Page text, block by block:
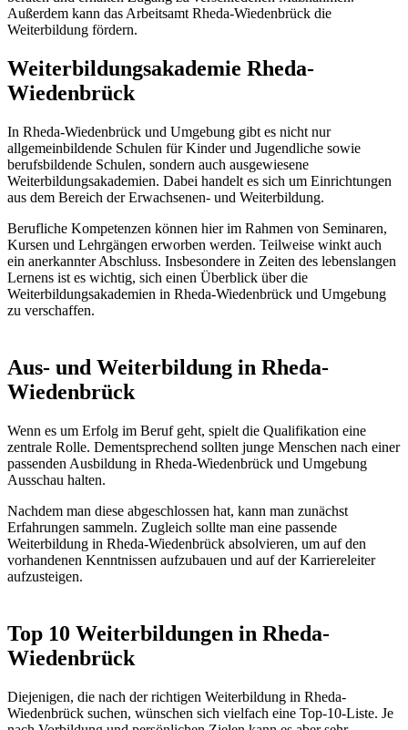
Außerdem kann das Arbeitsamt Rheda-Wiedenbrück die
Weiterbildung fördern.
Weiterbildungsakademie Rheda-
Wiedenbrück
In Rheda-Wiedenbrück und Umgebung gibt es nicht nur
allgemeinbildende Schulen für Kinder und Jugendliche sowie
berufsbildende Schulen, sondern auch ausgewiesene
Weiterbildungsakademien. Dabei handelt es sich um Einrichtungen
aus dem Bereich der Erwachsenen- und Weiterbildung.
Berufliche Kompetenzen können hier im Rahmen von Seminaren,
Kursen und Lehrgängen erworben werden. Teilweise winkt auch
ein anerkannter Abschluss. Insbesondere in Zeiten des lebenslangen
Lernens ist es wichtig, sich einen Überblick über die
Weiterbildungsakademien in Rheda-Wiedenbrück und Umgebung
zu verschaffen.
Aus- und Weiterbildung in Rheda-
Wiedenbrück
Wenn es um Erfolg im Beruf geht, spielt die Qualifikation eine
zentrale Rolle. Dementsprechend sollten junge Menschen nach einer
passenden Ausbildung in Rheda-Wiedenbrück und Umgebung
Ausschau halten.
Nachdem man diese abgeschlossen hat, kann man zunächst
Erfahrungen sammeln. Zugleich sollte man eine passende
Weiterbildung in Rheda-Wiedenbrück absolvieren, um auf den
vorhandenen Kenntnissen aufzubauen und auf der Karriereleiter
aufzusteigen.
Top 10 Weiterbildungen in Rheda-
Wiedenbrück
Diejenigen, die nach der richtigen Weiterbildung in Rheda-
Wiedenbrück suchen, wünschen sich vielfach eine Top-10-Liste. Je